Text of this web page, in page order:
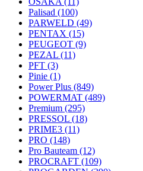
Palisad (100)
PARWELD (49)
PENTAX (15)
PEUGEOT (9)
PEZAL (11)
PFT (3)
Pinie (1)
Power Plus (849)
POWERMAT (489)
Premium (295)
PRESSOL (18)
PRIME3 (11)
PRO (148)
Pro Bauteam (12)
PROCRAFT (109)